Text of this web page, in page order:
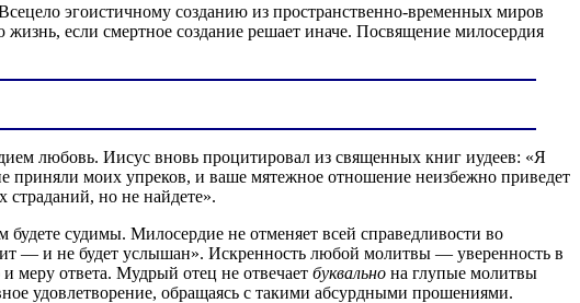
эгоистичному созданию из пространственно-временных миров
если смертное создание решает иначе. Посвящение милосердия
любовь. Иисус вновь процитировал из священных книг иудеев: «Я
приняли моих упреков, и ваше мятежное отношение неизбежно приведет
страданий, но не найдете».
судимы. Милосердие не отменяет всей справедливости во
— и не будет услышан». Искренность любой молитвы — уверенность в
меру ответа. Мудрый отец не отвечает буквально на глупые молитвы
удовлетворение, обращаясь с такими абсурдными прошениями.